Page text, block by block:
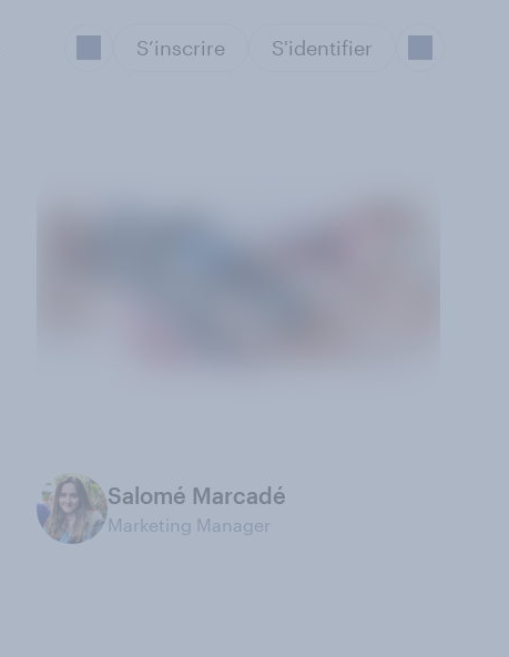
S’inscrire S'identifier
Salomé Marcadé
Marketing Manager